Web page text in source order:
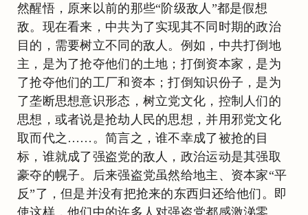
然醒悟，原来以前的那些“阶级敌人”都是假想
敌。现在看来，中共为了实现其不同时期的政治
目的，需要树立不同的敌人。例如，中共打倒地
主，是为了抢夺他们的土地；打倒资本家，是为
了抢夺他们的工厂和资本；打倒知识份子，是为
了垄断思想意识形态，树立党文化，控制人们的
思想，或者说是抢劫人民的思想，并用邪党文化
取而代之……。简言之，谁不幸成了被抢的目
标，谁就成了强盗党的敌人，政治运动是其强取
豪夺的幌子。后来强盗党虽然给地主、资本家“平
反”了，但是并没有把抢来的东西归还给他们。即
使这样，他们中的许多人对强盗党都感激涕零